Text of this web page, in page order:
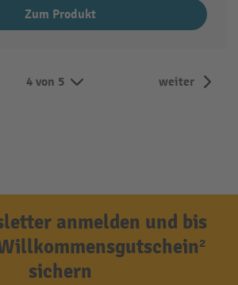
Zum Produkt
4 von 5 weiter
anmelden und bis
sichern